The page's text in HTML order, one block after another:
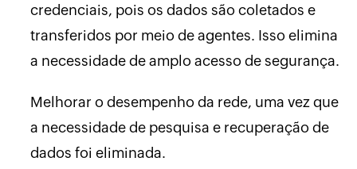
credenciais, pois os dados são coletados e
transferidos por meio de agentes. Isso elimina
a necessidade de amplo acesso de segurança.
Melhorar o desempenho da rede, uma vez que
a necessidade de pesquisa e recuperação de
dados foi eliminada.